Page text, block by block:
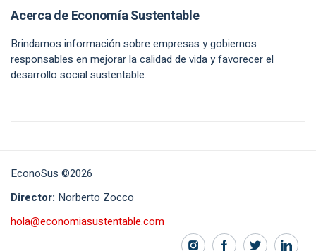
Acerca de Economía Sustentable
Brindamos información sobre empresas y gobiernos
responsables en mejorar la calidad de vida y favorecer el
desarrollo social sustentable.
EconoSus ©2026
Director: Norberto Zocco
hola@economiasustentable.com